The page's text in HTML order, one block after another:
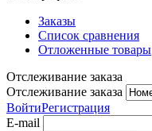
Заказы
Список сравнения
Отложенные товары
Отслеживание заказа
Отслеживание заказа
ВойтиРегистрация
E-mail